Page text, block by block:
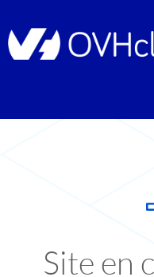
Site en